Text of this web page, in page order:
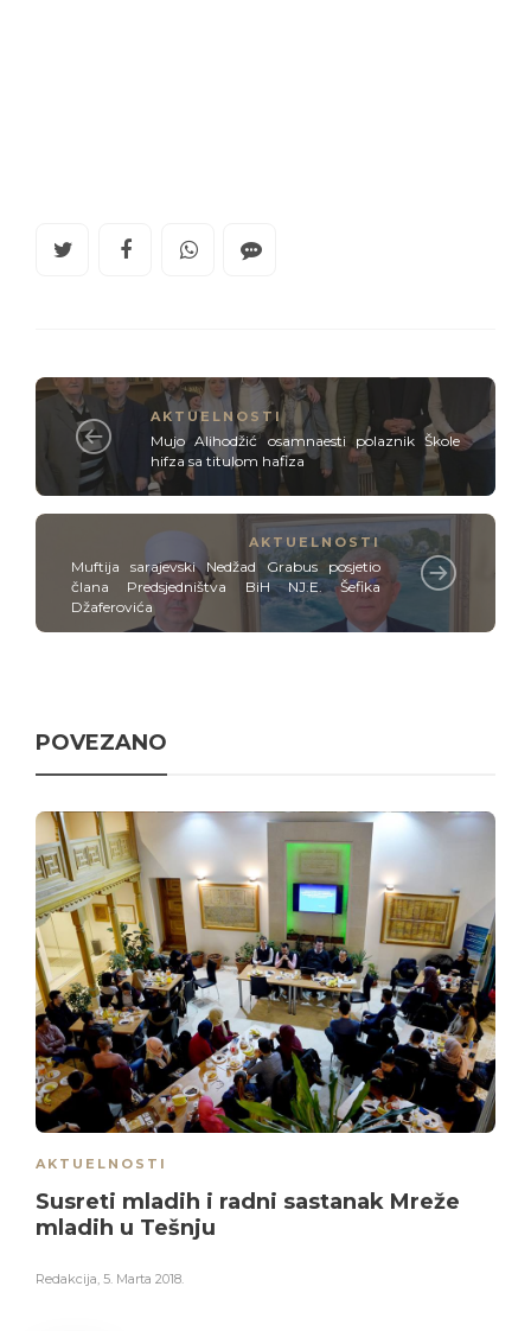
AKTUELNOSTI
Mujo Alihodžić osamnaesti polaznik Škole
hifza sa titulom hafiza
AKTUELNOSTI
Muftija sarajevski Nedžad Grabus posjetio
člana Predsjedništva BiH NJ.E. Šefika
Džaferovića
POVEZANO
AKTUELNOSTI
Susreti mladih i radni sastanak Mreže
mladih u Tešnju
Redakcija, 5. Marta 2018.